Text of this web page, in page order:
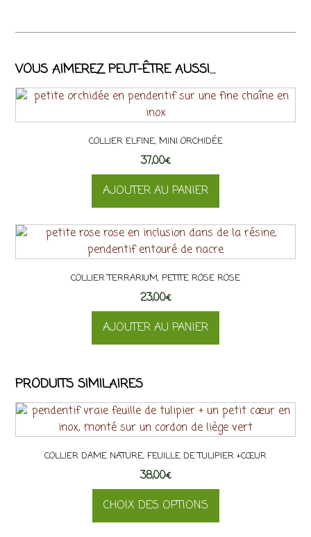
VOUS AIMEREZ PEUT-ÊTRE AUSSI…
COLLIER ELFINE, MINI ORCHIDÉE
37,00€
AJOUTER AU PANIER
COLLIER TERRARIUM, PETITE ROSE ROSE
23,00€
AJOUTER AU PANIER
PRODUITS SIMILAIRES
COLLIER DAME NATURE, FEUILLE DE TULIPIER +CŒUR
38,00€
CHOIX DES OPTIONS